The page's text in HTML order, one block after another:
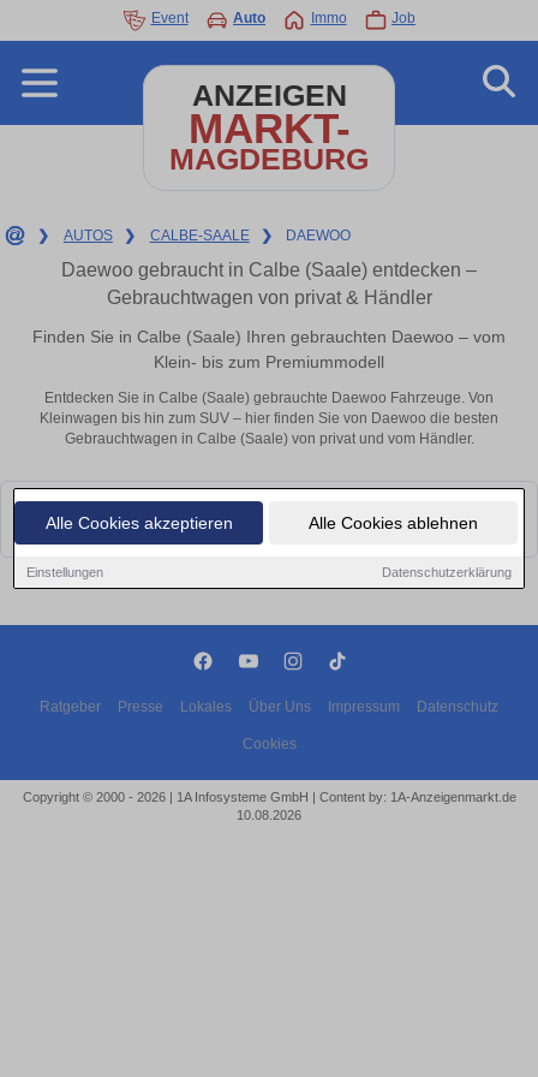
Alle Cookies akzeptieren Alle Cookies ablehnen
Einstellungen Datenschutzerklärung
Event Auto Immo Job
ANZEIGEN
MARKT-
MAGDEBURG
❯ AUTOS ❯ CALBE-SAALE ❯ DAEWOO
Daewoo gebraucht in Calbe (Saale) entdecken –
Gebrauchtwagen von privat & Händler
Finden Sie in Calbe (Saale) Ihren gebrauchten Daewoo – vom
Klein- bis zum Premiummodell
Entdecken Sie in Calbe (Saale) gebrauchte Daewoo Fahrzeuge. Von
Kleinwagen bis hin zum SUV – hier finden Sie von Daewoo die besten
Gebrauchtwagen in Calbe (Saale) von privat und vom Händler.
Leider konnten wir derzeit keine passenden Autos finden. Schauen Sie
bald wieder vorbei!
Ratgeber Presse Lokales Über Uns Impressum Datenschutz
Cookies
Copyright © 2000 - 2026 | 1A Infosysteme GmbH | Content by: 1A-Anzeigenmarkt.de
10.08.2026